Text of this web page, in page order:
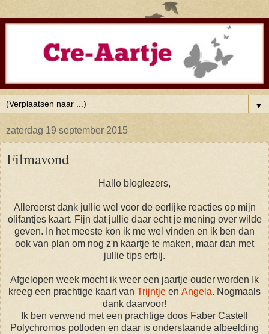
▼
zaterdag 19 september 2015
Filmavond
Hallo bloglezers,
Allereerst dank jullie wel voor de eerlijke reacties op mijn
olifantjes kaart. Fijn dat jullie daar echt je mening over wilde
geven. In het meeste kon ik me wel vinden en ik ben dan
ook van plan om nog z'n kaartje te maken, maar dan met
jullie tips erbij.
Afgelopen week mocht ik weer een jaartje ouder worden Ik
kreeg een prachtige kaart van Trijntje en Angela. Nogmaals
dank daarvoor!
Ik ben verwend met een prachtige doos Faber Castell
Polychromos potloden en daar is onderstaande afbeelding